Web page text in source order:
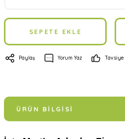
SEPETE EKLE
Paylaş Yorum Yaz Tavsiye
ÜRÜN BILGISI